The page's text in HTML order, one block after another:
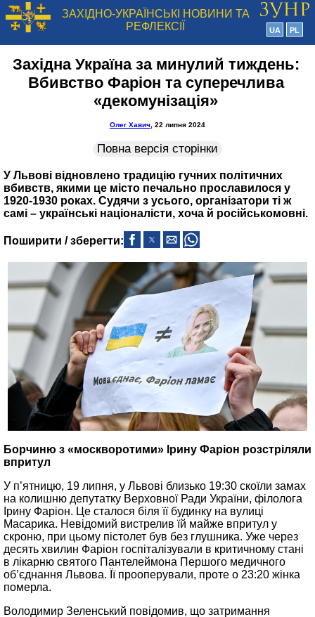
ЗАХІДНО-УКРАЇНСЬКІ НОВИНИ ТА
РЕФЛЕКСІЇ
UA PL
Західна Україна за минулий тиждень:
Вбивство Фаріон та суперечлива
«декомунізація»
Олег Хавич , 22 липня 2024
Повна версія сторінки
У Львові відновлено традицію гучних політичних
вбивств, якими це місто печально прославилося у
1920-1930 роках. Судячи з усього, організатори ті ж
самі – українські націоналісти, хоча й російськомовні.
Поширити / зберегти:
Борчиню з «москворотими» Ірину Фаріон розстріляли
впритул
У п’ятницю, 19 липня, у Львові близько 19:30 скоїли замах
на колишню депутатку Верховної Ради України, філолога
Ірину Фаріон. Це сталося біля її будинку на вулиці
Масарика. Невідомий вистрелив їй майже впритул у
скроню, при цьому пістолет був без глушника. Уже через
десять хвилин Фаріон госпіталізували в критичному стані
в лікарню святого Пантелеймона Першого медичного
об’єднання Львова. Її прооперували, проте о 23:20 жінка
померла.
Володимир Зеленський повідомив, що затримання